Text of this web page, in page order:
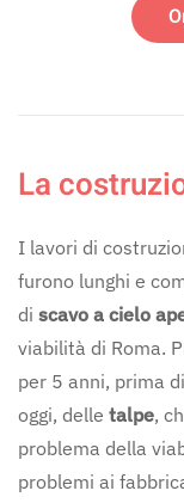
La
I lavori di
furono lunghi e
di scavo a cielo
viabilità di Roma.
per 5 anni, prima
oggi, delle talpe,
problema della
problemi ai